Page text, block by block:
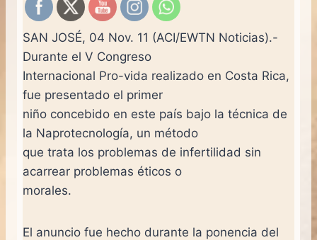
SAN JOSÉ, 04 Nov. 11 (ACI/EWTN Noticias).-
Durante el V Congreso
Internacional Pro-vida realizado en Costa Rica,
fue presentado el primer
niño concebido en este país bajo la técnica de
la Naprotecnología, un método
que trata los problemas de infertilidad sin
acarrear problemas éticos o
morales.
El anuncio fue hecho durante la ponencia del